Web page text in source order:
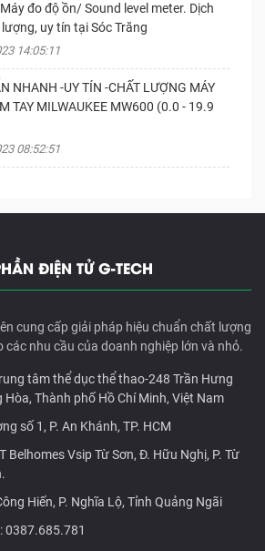
đo độ ồn/ Sound level meter. Dịch
uy tín tại Sóc Trăng
14:05:11
NHANH -UY TÍN -CHẤT LƯỢNG MÁY
TAY MILWAUKEE MW600 (0.0 - 19.9
08:52:51
ĐIỆN TỬ G-TECH
cung cấp giải pháp hiệu chuẩn chất lượng
các nhu cầu của doanh nghiệp lớn và nhỏ.
tâm thể dục thể thao-248 Trần Hưng
Thành phố Hồ Chí Minh, Việt Nam
số 1, P. An Khánh, TP. HCM
Belhomes Vsip Từ Sơn, Đ. Hữu Nghị, P. Từ
Hiến, P. Nghĩa Lộ, Tỉnh Quảng Ngãi
0387.685.781